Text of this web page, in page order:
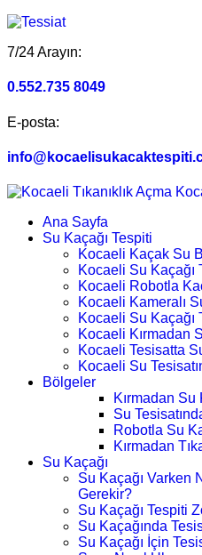
7/24 Arayın:
0.552.735 8049
E-posta:
Ana Sayfa
Su Kaçağı Tespiti
Kocaeli Kaçak Su
Kocaeli Su Kaçağı
Kocaeli Robotla
Kocaeli Kameralı
Kocaeli Su Kaçağı
Kocaeli Kırmadan
Kocaeli Tesisatta
Kocaeli Su
Bölgeler
Kırmadan Su
Su
Robotla Su
Kırmadan
Su Kaçağı
Su Kaçağı Varken
Gerekir?
Su Kaçağı Tespiti
Su Kaçağında
Su Kaçağı İçin